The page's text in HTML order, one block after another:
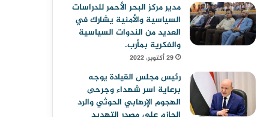
مدير مركز البحر الأحمر للدراسات
السياسية والأمنية يشارك في
العديد من الندوات السياسية
والفكرية بمأرب.
29 أكتوبر، 2022
رئيس مجلس القيادة يوجه
برعاية اسر شهداء وجرحى
الهجوم الإرهابي الحوثي والرد